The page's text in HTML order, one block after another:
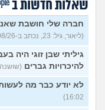
כשרבתי עם בת הזוג
דחפתי אותה מתוך
להתמודד?
(אלכס,
40)
איך להסביר לה שאני
להיפרד?
(עידן, בן 27)
בעיות ביני לבית הזוג,
לעשות?
שאלות חדשות ב
חברה שלי חושבת
(ליאור, גיל: 23, נכתב ב-05/08/26 16:22)
גיליתי שבן זוגי היה
להיכרויות גברים (שושנה, בת 37, כתבה
לא יודע כבר מה
16:02)